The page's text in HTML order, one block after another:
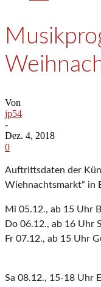
Von
jp54
-
Dez. 4, 2018
0
Auftrittsdaten der
Wiehnachtsmarkt“ in
Mi 05.12., ab 15 Uhr
Do 06.12., ab 16 Uhr
Fr 07.12., ab 15 Uhr
Sa 08.12., 15-18 Uhr